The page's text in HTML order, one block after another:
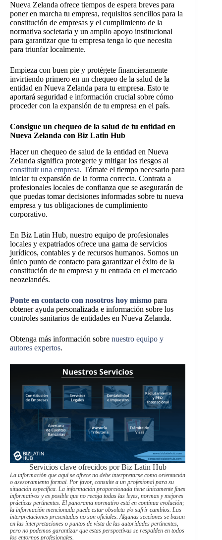
Nueva Zelanda ofrece tiempos de espera breves para
poner en marcha tu empresa, requisitos sencillos para la
constitución de empresas y el cumplimiento de la
normativa societaria y un amplio apoyo institucional
para garantizar que tu empresa tenga lo que necesita
para triunfar localmente.
Empieza con buen pie y protégete financieramente
invirtiendo primero en un chequeo de la salud de la
entidad en Nueva Zelanda para tu empresa. Esto te
aportará seguridad e información crucial sobre cómo
proceder con la expansión de tu empresa en el país.
Consigue un chequeo de la salud de tu entidad en
Nueva Zelanda con Biz Latin Hub
Hacer un chequeo de salud de la entidad en Nueva
Zelanda significa protegerte y mitigar los riesgos al
constituir una empresa. Tómate el tiempo necesario para
iniciar tu expansión de la forma correcta. Contrata a
profesionales locales de confianza que se asegurarán de
que puedas tomar decisiones informadas sobre tu nueva
empresa y tus obligaciones de cumplimiento
corporativo.
En Biz Latin Hub, nuestro equipo de profesionales
locales y expatriados ofrece una gama de servicios
jurídicos, contables y de recursos humanos. Somos un
único punto de contacto para garantizar el éxito de la
constitución de tu empresa y tu entrada en el mercado
neozelandés.
Ponte en contacto con nosotros hoy mismo para
obtener ayuda personalizada e información sobre los
controles sanitarios de entidades en Nueva Zelanda.
Obtenga más información sobre nuestro equipo y
autores expertos.
Servicios clave ofrecidos por Biz Latin Hub
La información que aquí se ofrece no debe interpretarse como orientación
o asesoramiento formal. Por favor, consulte a un profesional para su
situación específica. La información proporcionada tiene únicamente fines
informativos y es posible que no recoja todas las leyes, normas y mejores
prácticas pertinentes. El panorama normativo está en continua evolución;
la información mencionada puede estar obsoleta y/o sufrir cambios. Las
interpretaciones presentadas no son oficiales. Algunas secciones se basan
en las interpretaciones o puntos de vista de las autoridades pertinentes,
pero no podemos garantizar que estas perspectivas se respalden en todos
los entornos profesionales.